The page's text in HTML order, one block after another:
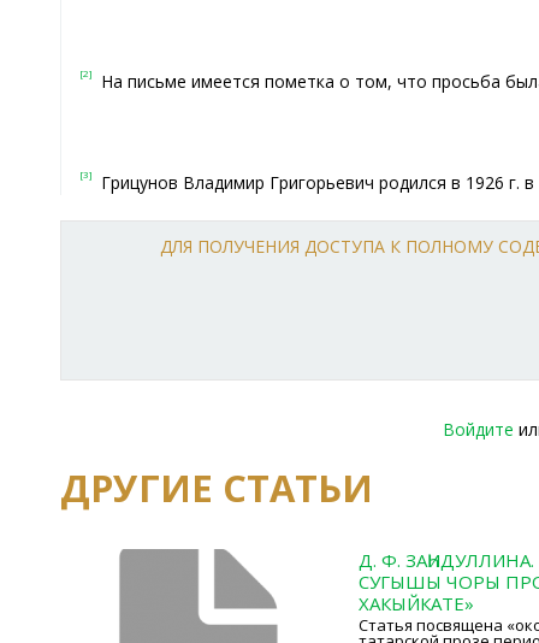
[2] На письме имеется пометка о том, что просьба
[3] Грицунов Владимир Григорьевич родился в 1926
ДЛЯ ПОЛУЧЕНИЯ ДОСТУПА К ПОЛНОМУ
Войдите
ДРУГИЕ СТАТЬИ
Д. Ф.
СУГЫШЫ ЧОРЫ
ХАКЫЙКАТЕ»
Статья посвящена